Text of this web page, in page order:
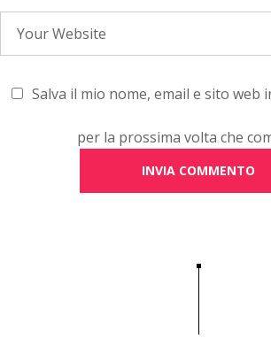
Salva il mio nome, email e sito web
per la prossima volta che